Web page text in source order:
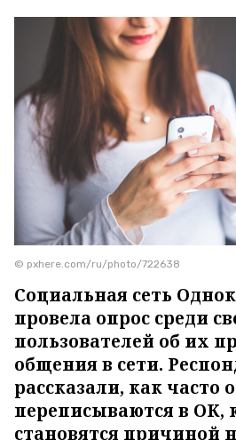
© pxhere.com/ru/photo/722638
Социальная сеть
провела опрос среди
пользователей об их
общения в сети.
рассказали, как часто
переписываются в ОК,
становятся причиной